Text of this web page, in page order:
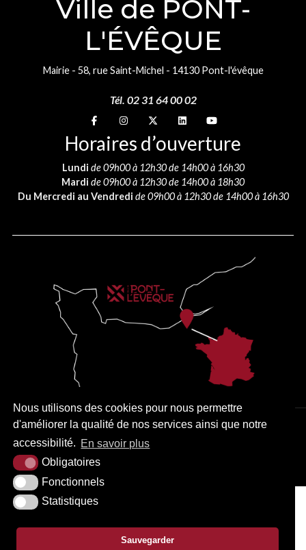
Nous utilisons des cookies pour nous permettre
d'améliorer la qualité de nos services ainsi que notre
accessibilité. En savoir plus
Obligatoires
Fonctionnels
Statistiques
Sauvegarder
Ville de PONT-
L'ÉVÊQUE
Mairie - 58, rue Saint-Michel - 14130 Pont-l'évêque
Tél. 02 31 64 00 02
Suivez-nous sur
Suivez-nous sur
Suivez-nous sur
Suivez-nous sur
Suivez-nous sur
Horaires d’ouverture
Lundi de 09h00 à 12h30 de 14h00 à 16h30
Mardi de 09h00 à 12h30 de 14h00 à 18h30
Du Mercredi au Vendredi de 09h00 à 12h30 de 14h00 à 16h30
PLAN DU SITE MENTIONS LÉGALES ACCESSIBILITÉ